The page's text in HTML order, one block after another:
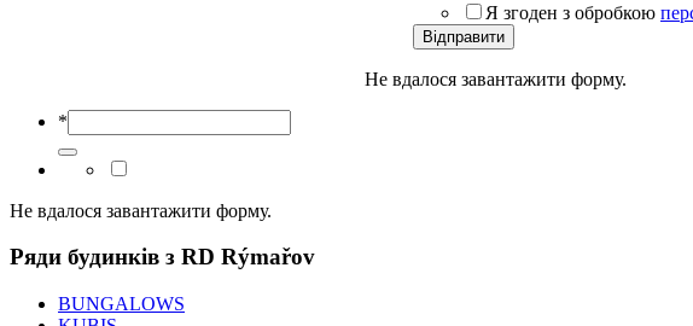
Я згоден з обробкою
Відправити
Не вдалося завантажити форму.
*
Не вдалося завантажити форму.
Ряди будинків з RD Rýmařov
BUNGALOWS